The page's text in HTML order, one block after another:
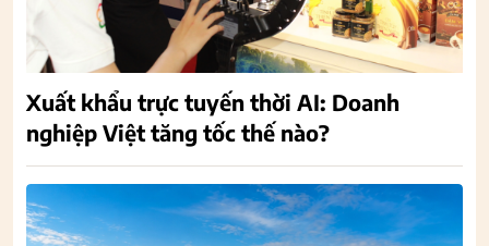
Xuất khẩu trực tuyến thời AI: Doanh
nghiệp Việt tăng tốc thế nào?